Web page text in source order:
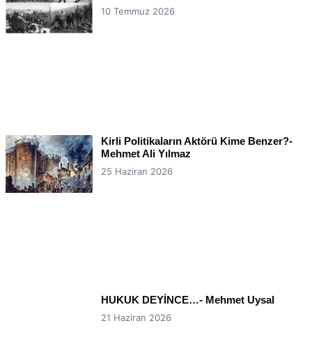
10 Temmuz 2026
Kirli Politikaların Aktörü Kime Benzer?-
Mehmet Ali Yılmaz
25 Haziran 2026
HUKUK DEYİNCE…- Mehmet Uysal
21 Haziran 2026